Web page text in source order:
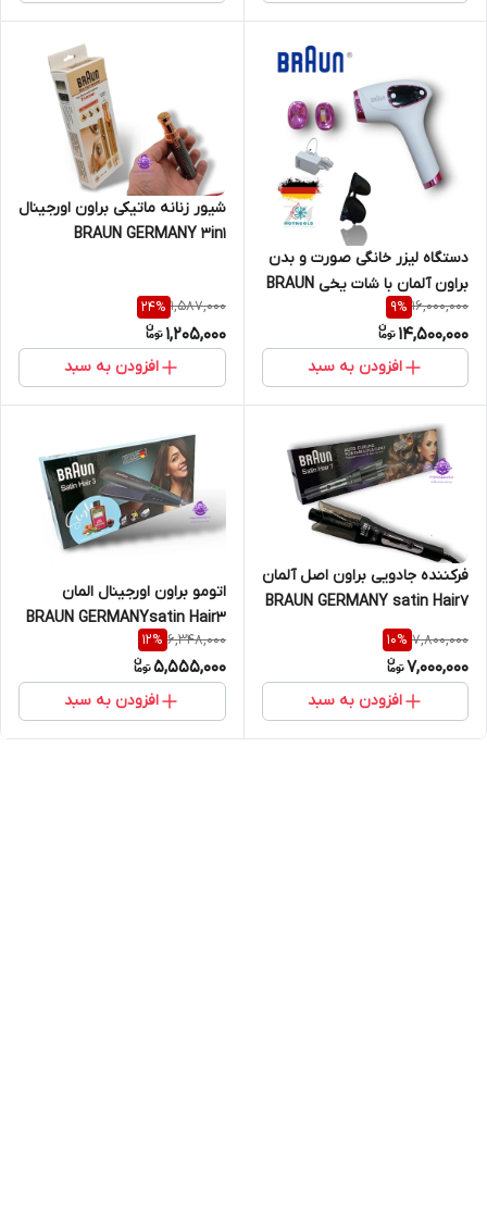
دستگاه لیزر خانگی صورت و بدن
براون آلمان با شات یخی BRAUN
GERMANY
16,000,000
9%
14,500,000
افزودن به سبد
شیور زنانه ماتیکی براون اورجینال
BRAUN GERMANY 3in1
1,587,000
24%
1,205,000
افزودن به سبد
فرکننده جادویی براون اصل آلمان
BRAUN GERMANY satin Hair7
7,800,000
10%
7,000,000
افزودن به سبد
اتومو براون اورجینال المان
BRAUN GERMANYsatin Hair3
6,348,000
12%
5,555,000
افزودن به سبد